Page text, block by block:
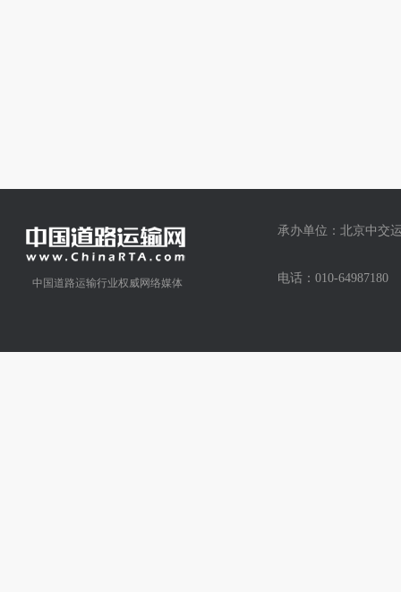
中国道路运输行业权威网络媒体
承办单位：北京中交
电话：010-